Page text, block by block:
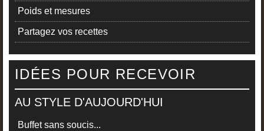
Poids et mesures
Partagez vos recettes
IDÉES POUR RECEVOIR
AU STYLE D'AUJOURD'HUI
Buffet sans soucis...